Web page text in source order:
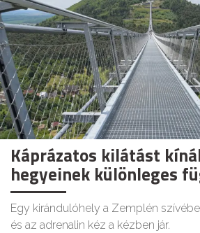
Káprázatos kilátást
hegyeinek különleges
Egy kirándulóhely a Zemplén
és az adrenalin kéz a kézben jár.